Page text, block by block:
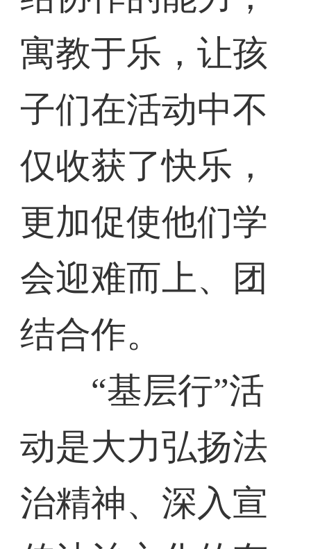
寓教于乐，让孩
子们在活动中不
仅收获了快乐，
更加促使他们学
会迎难而上、团
结合作。
“基层行”活
动是大力弘扬法
治精神、深入宣